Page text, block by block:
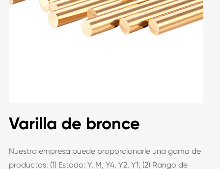
Varilla de bronce
Nuestra empresa puede proporcionarle una gama de
productos: (1) Estado: Y, M, Y4, Y2, Y1; (2) Rango de